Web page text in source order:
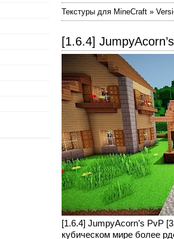
Текстуры для MineCraft »
[1.6.4]
[1.6.4] JumpyAcorn’s PvP
кубическом мире более